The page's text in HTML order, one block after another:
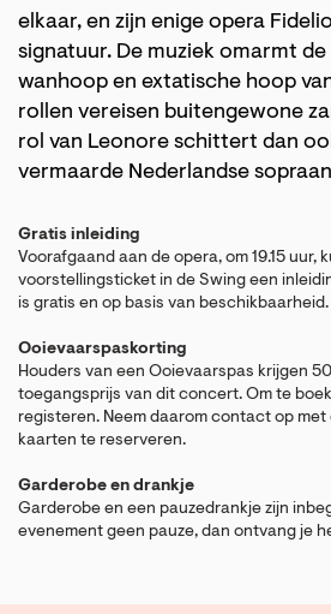
elkaar, en zijn enige opera
signatuur. De muziek omarmt
wanhoop en extatische hoop
rollen vereisen buitengewone
rol van Leonore schittert dan
vermaarde Nederlandse
Gratis inleiding
Voorafgaand aan de opera, om 19.15 uur,
voorstellingsticket in de Swing een
is gratis en op basis van beschikbaarheid.
Ooievaarspaskorting
Houders van een Ooievaarspas krijgen
toegangsprijs van dit concert. Om te
registeren. Neem daarom contact op met
kaarten te reserveren.
Garderobe en drankje
Garderobe en een pauzedrankje zijn
evenement geen pauze, dan ontvang je